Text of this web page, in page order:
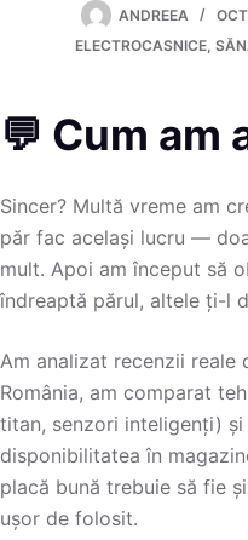
ANDREEA
ELECTROCASNICE,
💬 Cum am
Sincer? Multă vreme am
păr fac același lucru —
mult. Apoi am început să
îndreaptă părul, altele ți-l
Am analizat recenzii reale
România, am comparat
titan, senzori inteligenți)
disponibilitatea în
placă bună trebuie să fie
ușor de folosit.